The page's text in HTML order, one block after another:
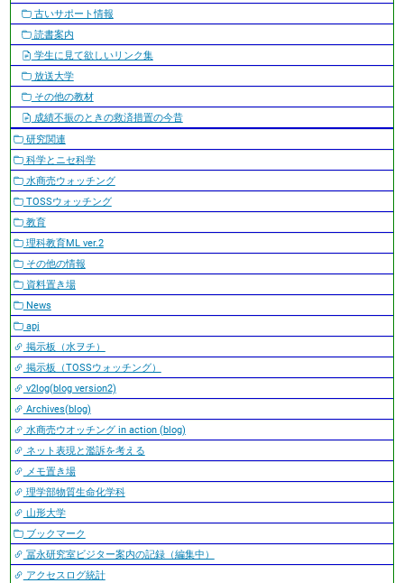
古いサポート情報
読書案内
学生に見て欲しいリンク集
放送大学
その他の教材
成績不振のときの救済措置の今昔
研究関連
科学とニセ科学
水商売ウォッチング
TOSSウォッチング
教育
理科教育ML ver.2
その他の情報
資料置き場
News
apj
掲示板（水ヲチ）
掲示板（TOSSウォッチング）
v2log(blog version2)
Archives(blog)
水商売ウオッチング in action (blog)
ネット表現と濫訴を考える
メモ置き場
理学部物質生命化学科
山形大学
ブックマーク
冨永研究室ビジター案内の記録（編集中）
アクセスログ統計